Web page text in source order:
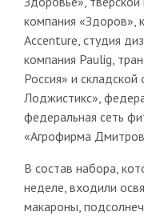
компания «Здоров»,
Accenture, студия
компания Paulig,
Россия» и
Лоджистикс»,
федеральная сеть
«Агрофирма
В состав набора,
неделе, входили
макароны,